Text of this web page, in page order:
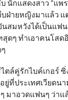
นักแสดงสาว “แพ
ฝ่ายหญิงมาแล้ว แ
นสมหวังได้เป็นแฟ
ดๆ ทำเอาคนโสด
ตล์คู่รักไบค์เกอร์
ยู่ที่ประเทศเวียดน
มาอวดแฟนๆ ว่าแ